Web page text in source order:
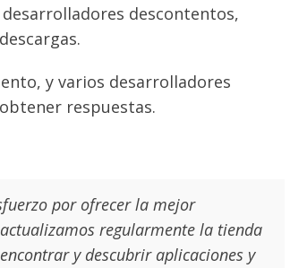
descontentos,
y varios desarrolladores
respuestas.
por ofrecer la mejor
regularmente la tienda
y descubrir aplicaciones y